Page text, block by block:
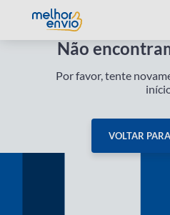
Não
Por favor, tente
VOLTAR